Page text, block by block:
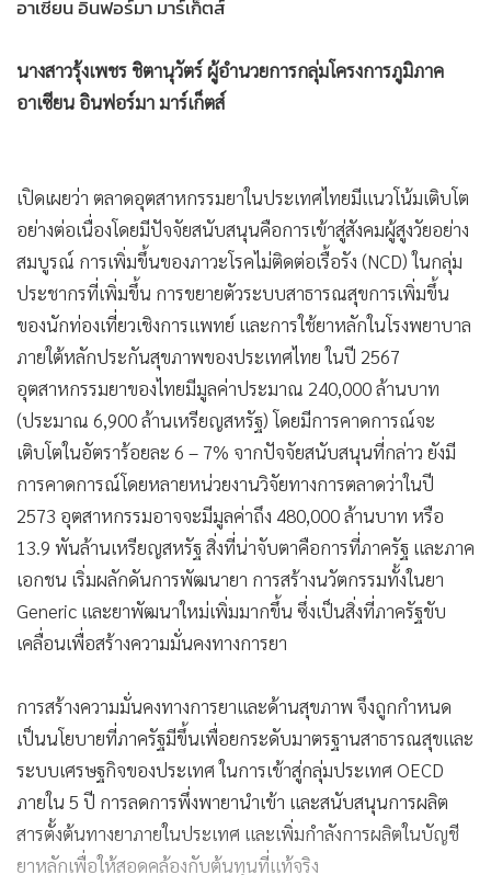
นางสาวรุ้งเพชร ชิตานุวัตร์ ผู้อำนวยการกลุ่มโครงการภูมิภาค
อาเซียน อินฟอร์มา มาร์เก็ตส์
นางสาวรุ้งเพชร ชิตานุวัตร์ ผู้อำนวยการกลุ่มโครงการภูมิภาค
อาเซียน อินฟอร์มา มาร์เก็ตส์
เปิดเผยว่า ตลาดอุตสาหกรรมยาในประเทศไทยมีแนวโน้มเติบโต
อย่างต่อเนื่องโดยมีปัจจัยสนับสนุนคือการเข้าสู่สังคมผู้สูงวัยอย่าง
สมบูรณ์ การเพิ่มขึ้นของภาวะโรคไม่ติดต่อเรื้อรัง (NCD) ในกลุ่ม
ประชากรที่เพิ่มขึ้น การขยายตัวระบบสาธารณสุขการเพิ่มขึ้น
ของนักท่องเที่ยวเชิงการแพทย์ และการใช้ยาหลักในโรงพยาบาล
อุตสาหกรรมยาของไทยมีมูลค่าประมาณ 240,000 ล้านบาท
(ประมาณ 6,900 ล้านเหรียญสหรัฐ) โดยมีการคาดการณ์จะ
เติบโตในอัตราร้อยละ 6 – 7% จากปัจจัยสนับสนุนที่กล่าว ยังมี
การคาดการณ์โดยหลายหน่วยงานวิจัยทางการตลาดว่าในปี
2573 อุตสาหกรรมอาจจะมีมูลค่าถึง 480,000 ล้านบาท หรือ
13.9 พันล้านเหรียญสหรัฐ สิ่งที่น่าจับตาคือการที่ภาครัฐ และภาค